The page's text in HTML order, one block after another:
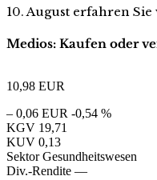
10. August erfahren Sie
Medios: Kaufen oder
10,98 EUR
– 0,06 EUR -0,54 %
KGV 19,71
KUV 0,13
Sektor Gesundheitswesen
Div.-Rendite —